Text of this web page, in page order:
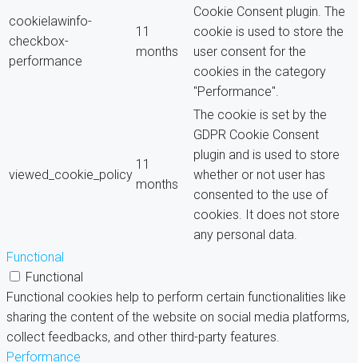
cookielawinfo-
checkbox-
performance
11
months
Cookie Consent plugin. The
cookie is used to store the
user consent for the
cookies in the category
"Performance".
viewed_cookie_policy
11
months
The cookie is set by the
GDPR Cookie Consent
plugin and is used to store
whether or not user has
consented to the use of
cookies. It does not store
any personal data.
Functional
Functional
Functional cookies help to perform certain functionalities like
sharing the content of the website on social media platforms,
collect feedbacks, and other third-party features.
Performance